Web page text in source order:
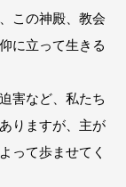
この神殿、教会
に立って生きる
害など、私たち
りますが、主が
って歩ませてく